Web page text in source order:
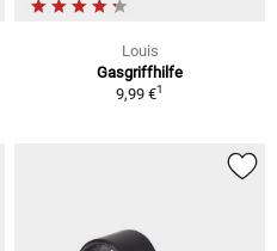
Louis
Gasgriffhilfe
9,99 €1